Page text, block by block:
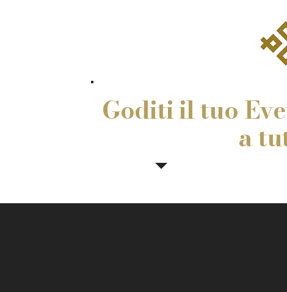
Goditi il tuo
a